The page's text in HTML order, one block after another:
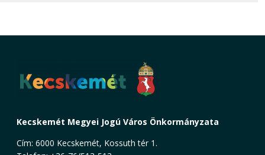
Kecskemét Megyei Jogú Város Önkormányzata
Cím: 6000 Kecskemét, Kossuth tér 1.